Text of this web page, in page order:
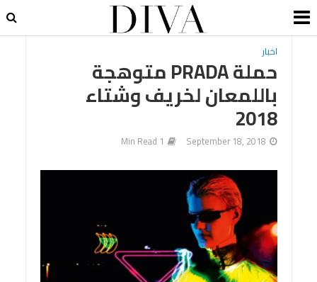
اخبار
حملة PRADA متوهجة
باللمعان لخريف وشتاء
2018
September 18, 2018
1 Min Read